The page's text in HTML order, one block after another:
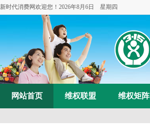
新时代消费网欢迎您！ 2026年8月6日 星期四
网站首页 维权联盟 维权矩阵